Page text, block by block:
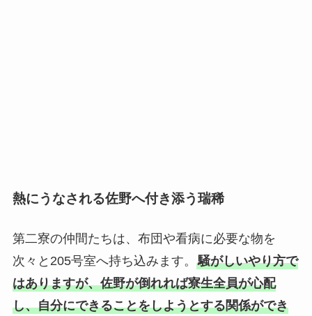
熱にうなされる佐野へ付き添う瑞稀
第二寮の仲間たちは、布団や看病に必要な物を
次々と205号室へ持ち込みます。 騒がしいやり方で
はありますが、佐野が倒れれば寮生全員が心配
し、自分にできることをしようとする関係ができ